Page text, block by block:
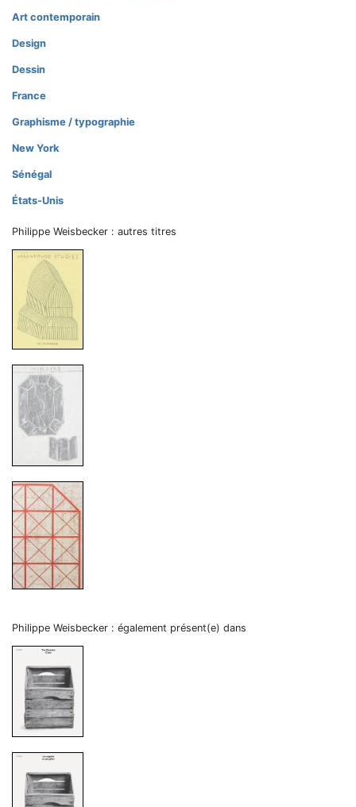
Art contemporain
Design
Dessin
France
Graphisme / typographie
New York
Sénégal
États-Unis
Philippe Weisbecker : autres titres
Philippe Weisbecker : également présent(e) dans